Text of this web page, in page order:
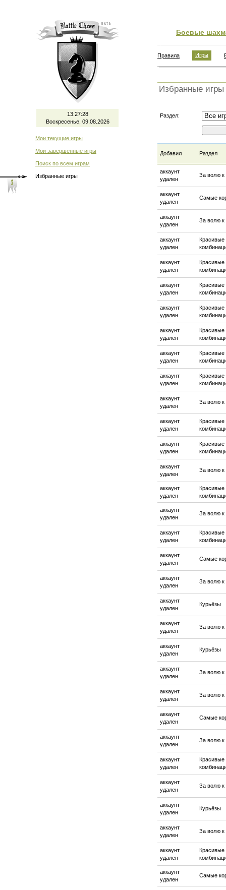
13:27:29
Воскресенье, 09.08.2026
Мои текущие игры
Мои завершенные игры
Поиск по всем играм
Избранные игры
Боевые
Правила Игры
Избранные игры
Раздел:
Добавил Раздел
аккаунт
удален
За волю к
аккаунт
удален
Самые
аккаунт
удален
За волю к
аккаунт
удален
Красивые
аккаунт
удален
Красивые
аккаунт
удален
Красивые
аккаунт
удален
Красивые
аккаунт
удален
Красивые
аккаунт
удален
Красивые
аккаунт
удален
Красивые
аккаунт
удален
За волю к
аккаунт
удален
Красивые
аккаунт
удален
Красивые
аккаунт
удален
За волю к
аккаунт
удален
Красивые
аккаунт
удален
За волю к
аккаунт
удален
Красивые
аккаунт
удален
Самые
аккаунт
удален
За волю к
аккаунт
удален
Курьёзы
аккаунт
удален
За волю к
аккаунт
удален
Курьёзы
аккаунт
удален
За волю к
аккаунт
удален
За волю к
аккаунт
удален
Самые
аккаунт
удален
За волю к
аккаунт
удален
Красивые
аккаунт
удален
За волю к
аккаунт
удален
Курьёзы
аккаунт
удален
За волю к
аккаунт
удален
Красивые
аккаунт
удален
Самые